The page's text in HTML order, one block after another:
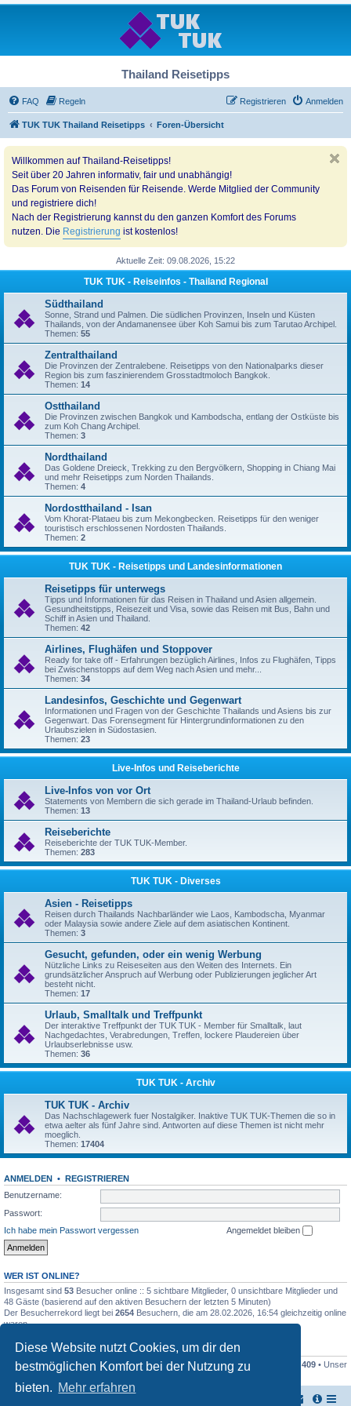
Diese Website nutzt Cookies, um dir den
bestmöglichen Komfort bei der Nutzung zu
bieten. Mehr erfahren
Thailand Reisetipps
FAQ Regeln Anmelden
Registrieren
TUK TUK Thailand Reisetipps Foren-Übersicht
Willkommen auf Thailand-Reisetipps!
Seit über 20 Jahren informativ, fair und unabhängig!
Das Forum von Reisenden für Reisende. Werde Mitglied der Community
und registriere dich!
Nach der Registrierung kannst du den ganzen Komfort des Forums
nutzen. Die Registrierung ist kostenlos!
Aktuelle Zeit: 09.08.2026, 15:22
TUK TUK - Reiseinfos - Thailand Regional
Südthailand
Sonne, Strand und Palmen. Die südlichen Provinzen, Inseln und Küsten
Thailands, von der Andamanensee über Koh Samui bis zum Tarutao Archipel.
Themen: 55
Zentralthailand
Die Provinzen der Zentralebene. Reisetipps von den Nationalparks dieser
Region bis zum faszinierendem Grosstadtmoloch Bangkok.
Themen: 14
Ostthailand
Die Provinzen zwischen Bangkok und Kambodscha, entlang der Ostküste bis
zum Koh Chang Archipel.
Themen: 3
Nordthailand
Das Goldene Dreieck, Trekking zu den Bergvölkern, Shopping in Chiang Mai
und mehr Reisetipps zum Norden Thailands.
Themen: 4
Nordostthailand - Isan
Vom Khorat-Plataeu bis zum Mekongbecken. Reisetipps für den weniger
touristisch erschlossenen Nordosten Thailands.
Themen: 2
TUK TUK - Reisetipps und Landesinformationen
Reisetipps für unterwegs
Tipps und Informationen für das Reisen in Thailand und Asien allgemein.
Gesundheitstipps, Reisezeit und Visa, sowie das Reisen mit Bus, Bahn und
Schiff in Asien und Thailand.
Themen: 42
Airlines, Flughäfen und Stoppover
Ready for take off - Erfahrungen bezüglich Airlines, Infos zu Flughäfen, Tipps
bei Zwischenstopps auf dem Weg nach Asien und mehr...
Themen: 34
Landesinfos, Geschichte und Gegenwart
Informationen und Fragen von der Geschichte Thailands und Asiens bis zur
Gegenwart. Das Forensegment für Hintergrundinformationen zu den
Urlaubszielen in Südostasien.
Themen: 23
Live-Infos und Reiseberichte
Live-Infos von vor Ort
Statements von Membern die sich gerade im Thailand-Urlaub befinden.
Themen: 13
Reiseberichte
Reiseberichte der TUK TUK-Member.
Themen: 283
TUK TUK - Diverses
Asien - Reisetipps
Reisen durch Thailands Nachbarländer wie Laos, Kambodscha, Myanmar
oder Malaysia sowie andere Ziele auf dem asiatischen Kontinent.
Themen: 3
Gesucht, gefunden, oder ein wenig Werbung
Nützliche Links zu Reiseseiten aus den Weiten des Internets. Ein
grundsätzlicher Anspruch auf Werbung oder Publizierungen jeglicher Art
besteht nicht.
Themen: 17
Urlaub, Smalltalk und Treffpunkt
Der interaktive Treffpunkt der TUK TUK - Member für Smalltalk, laut
Nachgedachtes, Verabredungen, Treffen, lockere Plaudereien über
Urlaubserlebnisse usw.
Themen: 36
TUK TUK - Archiv
TUK TUK - Archiv
Das Nachschlagewerk fuer Nostalgiker. Inaktive TUK TUK-Themen die so in
etwa aelter als fünf Jahre sind. Antworten auf diese Themen ist nicht mehr
moeglich.
Themen: 17404
ANMELDEN • REGISTRIEREN
Benutzername:
Passwort:
Ich habe mein Passwort vergessen
Angemeldet bleiben
WER IST ONLINE?
Insgesamt sind 53 Besucher online :: 5 sichtbare Mitglieder, 0 unsichtbare Mitglieder und
48 Gäste (basierend auf den aktiven Besuchern der letzten 5 Minuten)
Der Besucherrekord liegt bei 2654 Besuchern, die am 28.02.2026, 16:54 gleichzeitig online
waren.
STATISTIK
Beiträge insgesamt161446• Themen insgesamt17948• Mitglieder insgesamt 409 • Unser
neuestes Mitglied: